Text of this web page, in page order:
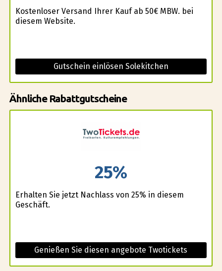
Kostenloser Versand Ihrer Kauf ab 50€ MBW. bei
diesem Website.
Gutschein einlösen Solekitchen
Ähnliche Rabattgutscheine
25%
Erhalten Sie jetzt Nachlass von 25% in diesem
Geschäft.
Genießen Sie diesen angebote Twotickets